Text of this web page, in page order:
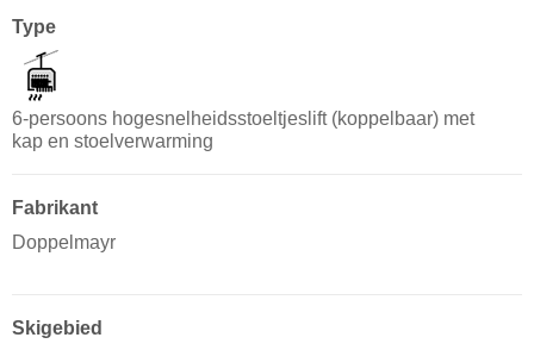
Type
6-persoons hogesnelheidsstoeltjeslift (koppelbaar) met
kap en stoelverwarming
Fabrikant
Doppelmayr
Skigebied